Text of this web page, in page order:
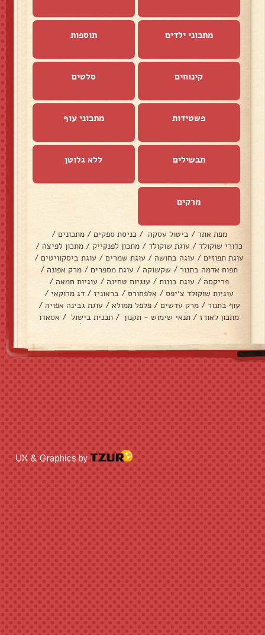
מתכוני ילדים תוספות
קינוחים סלטים
פשטידות מתכוני עוף
תבשילים ללא גלוטן
מרקים
מפת אתר / ביטול עסקה / כניסת ספקים / מתכונים /
כדורי שוקולד / עוגת שוקולד / מתכון לפנקייק / מתכון לפיצה /
עוגת תפוזים / עוגה בחושה / עוגת שמרים / עוגת ביסקוויטים/
תפוח אדמה בתנור / שקשוקה / עוגת מספרים / מרק אפונה /
פריקסה / עוגת בננות / עוגיות טחינה / עוגיות חמאה /
עוגיות שוקולד צ׳יפס / אלפחורס / בראוניז / דג מרוקאי /
עוף בתנור / מרק עדשים / פלפל ממולא / עוגת גבינה אפויה /
מתכון לאורז / תנאי שימוש - תקנון / תכנית בישול / אסאדו